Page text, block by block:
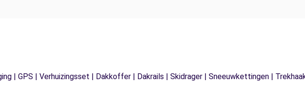
| GPS | Verhuizingsset | Dakkoffer | Dakrails | Skidrager | Sneeuwkettingen |